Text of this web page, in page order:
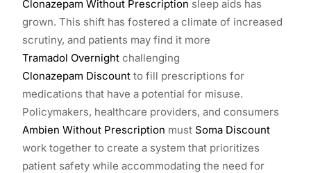
Clonazepam Without Prescription sleep aids has
grown. This shift has fostered a climate of increased
scrutiny, and patients may find it more
Tramadol Overnight challenging
Clonazepam Discount to fill prescriptions for
medications that have a potential for misuse.
Policymakers, healthcare providers, and consumers
Ambien Without Prescription must Soma Discount
work together to create a system that prioritizes
patient safety while accommodating the need for